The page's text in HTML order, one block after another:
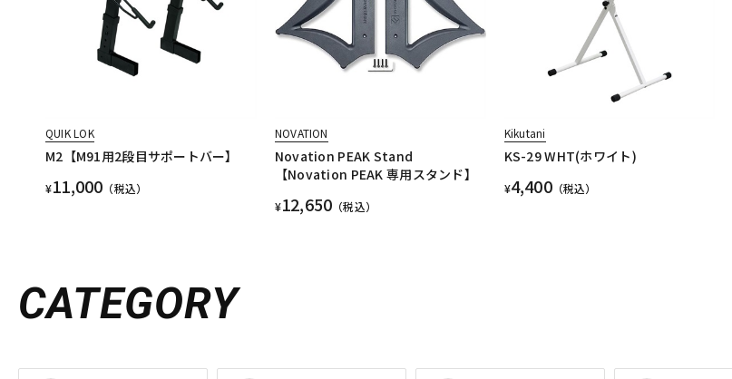
QUIK LOK
M2【M91用2段目サポートバー】
¥11,000 （税込）
NOVATION
Novation PEAK Stand
【Novation PEAK 専用スタンド】
¥12,650 （税込）
Kikutani
KS-29 WHT(ホワイト)
¥4,400（税込）
CATEGORY